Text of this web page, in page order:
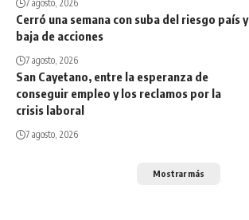
7 agosto, 2026
Cerró una semana con suba del riesgo país y
baja de acciones
7 agosto, 2026
San Cayetano, entre la esperanza de
conseguir empleo y los reclamos por la
crisis laboral
7 agosto, 2026
Mostrar más